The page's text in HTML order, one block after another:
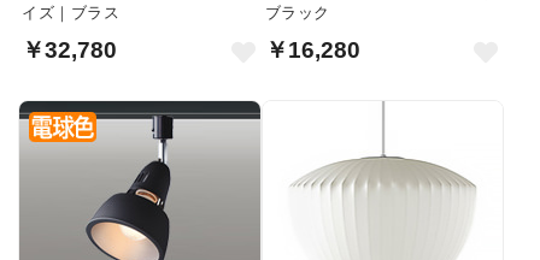
イズ｜ブラス
￥32,780
ブラック
￥16,280